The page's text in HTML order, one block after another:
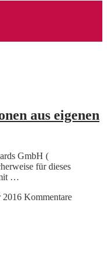
aus eigenen
GmbH (
für dieses
…
2016 Kommentare